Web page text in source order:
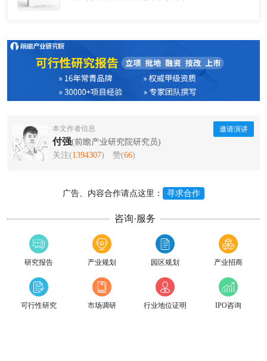
本文作者信息
付强(前瞻产业研究院研究员)
关注(1394307) 赞(66)
邀请演讲
广告、内容合作请点这里： 寻求合作
咨询·服务
研究报告 产业规划 园区规划 产业招商
可行性研究 市场调研 行业地位证明 IPO咨询